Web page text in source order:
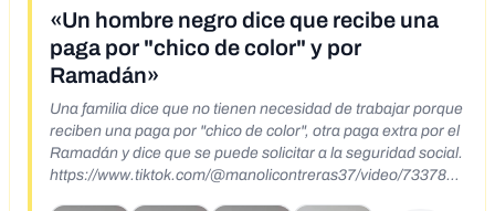
«Un hombre negro dice que recibe una
paga por "chico de color" y por
Ramadán»
Una familia dice que no tienen necesidad de trabajar porque
reciben una paga por "chico de color", otra paga extra por el
Ramadán y dice que se puede solicitar a la seguridad social.
https://www.tiktok.com/@manolicontreras37/video/7337828